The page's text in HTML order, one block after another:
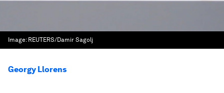
Image: REUTERS/Damir Sagolj
Georgy Llorens